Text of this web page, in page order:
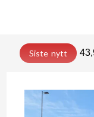
Siste nytt